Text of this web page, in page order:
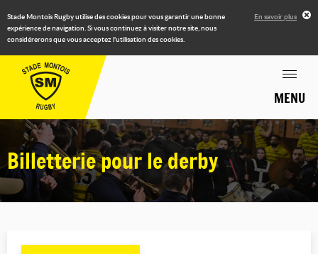
Stade Montois Rugby utilise des cookies pour vous garantir une bonne
expérience de navigation. Si vous continuez à visiter notre site, nous
considérerons que vous acceptez l'utilisation des cookies.
En savoir plus
MENU
Billetterie pour le derby